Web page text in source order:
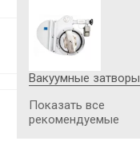
Вакуумные затворы
Показать все
рекомендуемые